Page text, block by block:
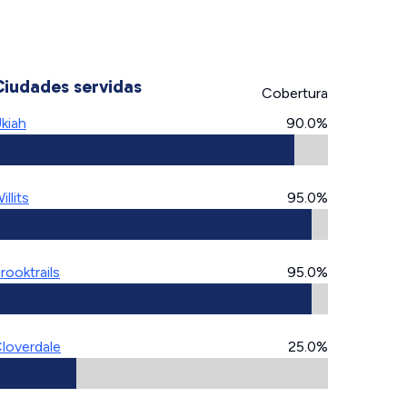
servidas
Cobertura
90.0%
95.0%
95.0%
25.0%